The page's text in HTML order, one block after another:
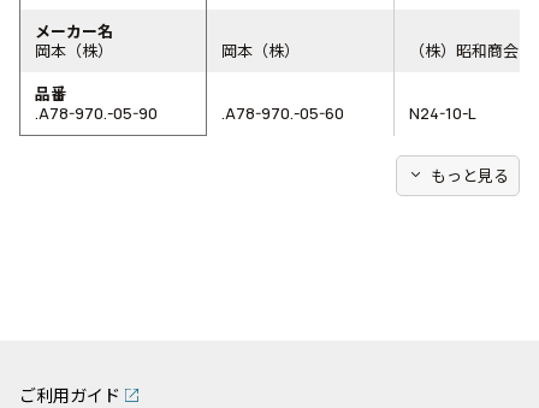
メーカー名
岡本（株）
岡本（株）
（株）昭和商会
品番
.A78-970.-05-90
.A78-970.-05-60 N24-10-L
expand_more もっと見る
ご利用ガイド